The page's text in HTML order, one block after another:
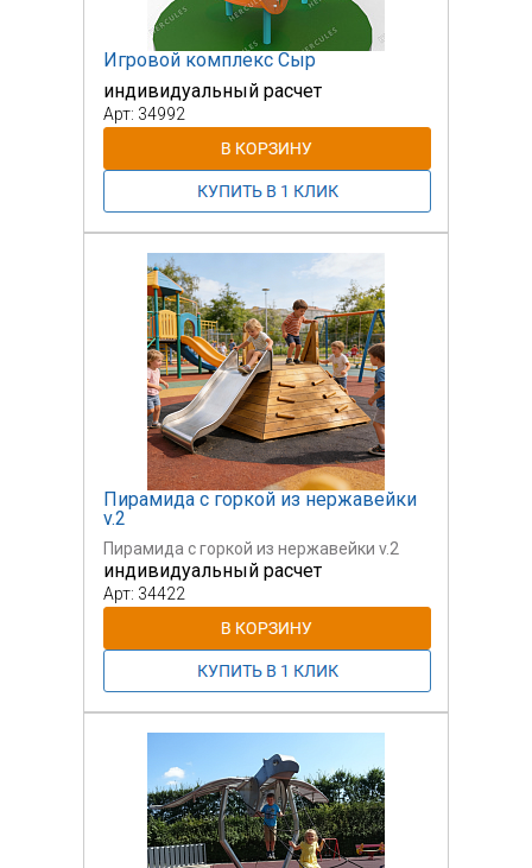
Игровой комплекс Сыр
индивидуальный расчет
Арт: 34992
Пирамида с горкой из нержавейки
v.2
Пирамида с горкой из нержавейки v.2
индивидуальный расчет
Арт: 34422